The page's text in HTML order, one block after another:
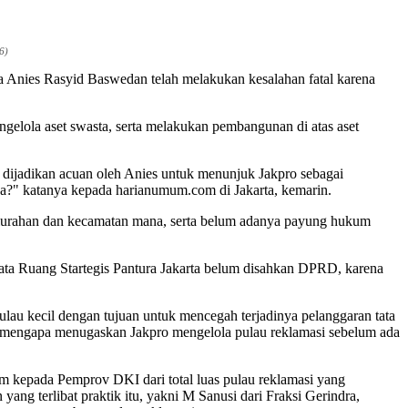
Rasyid Baswedan telah melakukan kesalahan fatal karena
aset swasta, serta melakukan pembangunan di atas aset
acuan oleh Anies untuk menunjuk Jakpro sebagai
katanya kepada harianumum.com di Jakarta, kemarin.
dan kecamatan mana, serta belum adanya payung hukum
Ruang Startegis Pantura Jakarta belum disahkan DPRD, karena
kecil dengan tujuan untuk mencegah terjadinya pelanggaran tata
menugaskan Jakpro mengelola pulau reklamasi sebelum ada
kepada Pemprov DKI dari total luas pulau reklamasi yang
yang terlibat praktik itu, yakni M Sanusi dari Fraksi Gerindra,